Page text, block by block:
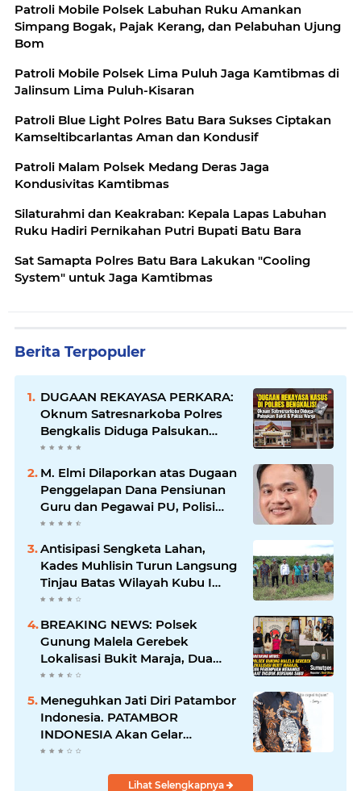
Patroli Mobile Polsek Labuhan Ruku Amankan
Simpang Bogak, Pajak Kerang, dan Pelabuhan Ujung
Bom
Patroli Mobile Polsek Lima Puluh Jaga Kamtibmas di
Jalinsum Lima Puluh-Kisaran
Patroli Blue Light Polres Batu Bara Sukses Ciptakan
Kamseltibcarlantas Aman dan Kondusif
Patroli Malam Polsek Medang Deras Jaga
Kondusivitas Kamtibmas
Silaturahmi dan Keakraban: Kepala Lapas Labuhan
Ruku Hadiri Pernikahan Putri Bupati Batu Bara
Sat Samapta Polres Batu Bara Lakukan "Cooling
System" untuk Jaga Kamtibmas
Berita Terpopuler
DUGAAN REKAYASA PERKARA:
Oknum Satresnarkoba Polres
Bengkalis Diduga Palsukan
Barang Bukti Hingga Paksa
M. Elmi Dilaporkan atas Dugaan
Penggelapan Dana Pensiunan
Guru dan Pegawai PU, Polisi
Pastikan Proses Hukum
Antisipasi Sengketa Lahan,
Kades Muhlisin Turun Langsung
Tinjau Batas Wilayah Kubu I
yang Diduga Diserobot PT Jatim
BREAKING NEWS: Polsek
Gunung Malela Gerebek
Lokalisasi Bukit Maraja, Dua
Perempuan Menangis Saat
Meneguhkan Jati Diri Patambor
Indonesia. PATAMBOR
INDONESIA Akan Gelar
RAKERNAS II Di Jakarta.
Lihat Selengkapnya